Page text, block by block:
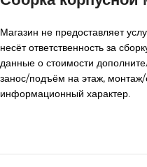
Магазин не предоставляет
несёт ответственность за
данные о стоимости
занос/подъём на этаж, монтаж/
информационный характер.